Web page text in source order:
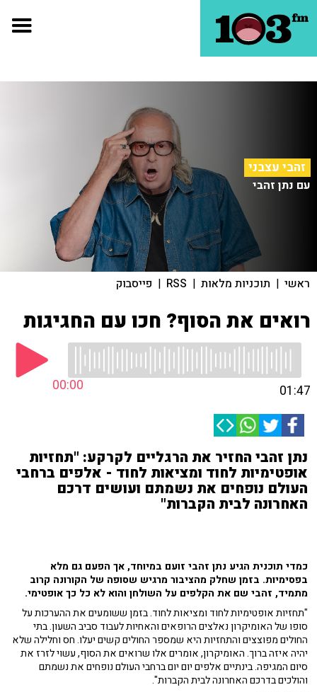
זהבי עצבני
עם נתן זהבי
ראשי | תוכניות מלאות |
RSS
| פייסבוק
רואים את הסוף? חכו עם החגיגות
00:00 01:47
נתן זהבי החזיר את הרגליים לקרקע: "תחזיות
אופטימיות לחוד ומציאות לחוד - אלפים ברחבי
העולם נופחים את נשמתם ועושים דרכם
האחרונה לבית הקברות"
כמדי תוכנית הגיע נתן זהבי זועם במיוחד, אך הפעם גם מלא
בפסימיות. בזמן שחלק מהציבור מרגיש שסופה של הקורונה קרוב
מתמיד, זהבי שם את הקלפים על השולחן והוא לא כל כך אופטימי.
"תחזיות אופטימיות לחוד ומציאות לחוד. בזמן ששומעים את ההערכות על
סופו של האומיקרון נאלצים הרופאים והאחיות לעבוד סביב השעון. בתי
החולים מפוצצים והתחזיות היא שמספר החולים קשים יעלו. חס וחלילה שלא
יהיה איזה ברוך. האומיקרון, אומרים אלו שרואים את הסוף, עשוי לזרז את
סיום המגיפה. בינתיים אלפים יום יום ברחבי העולם נופחים את נשמתם
והולכים בדרכם האחרונה לבית הקברות".